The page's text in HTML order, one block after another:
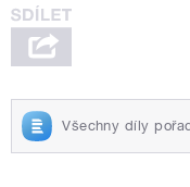
Všechny díly